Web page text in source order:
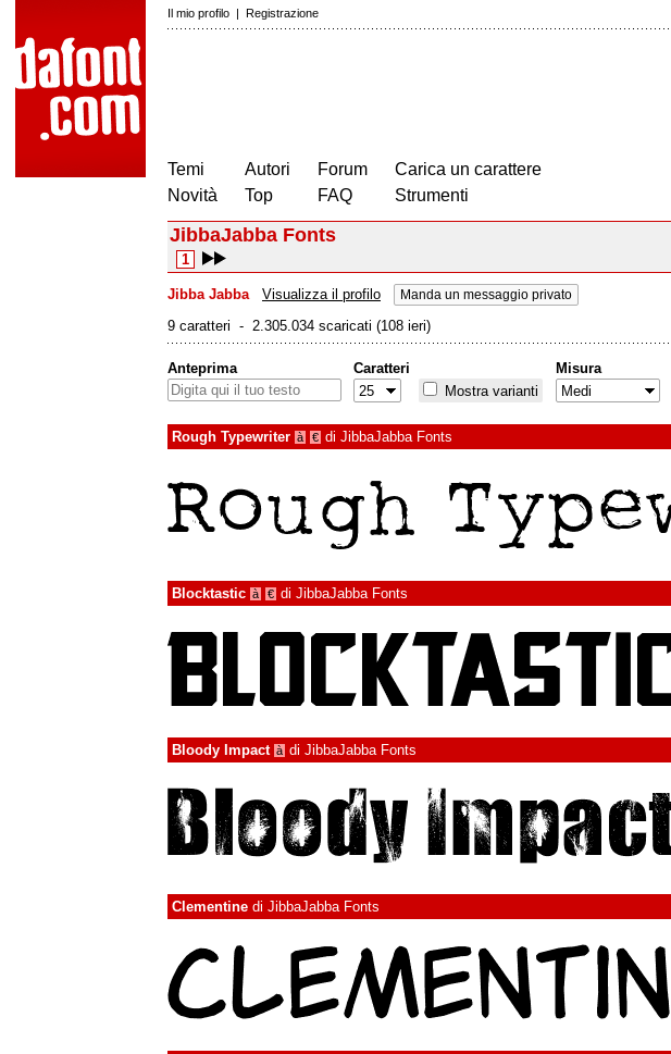
Il mio profilo | Registrazione
Temi
Novità
Autori
Top
Forum
FAQ
Carica un carattere
Strumenti
JibbaJabba Fonts
1
Jibba Jabba Visualizza il profilo Manda un messaggio privato
9 caratteri - 2.305.034 scaricati (108 ieri)
Anteprima
Caratteri
Mostra varianti
Misura
Rough Typewriter à € di JibbaJabba Fonts
Blocktastic à € di JibbaJabba Fonts
Bloody Impact à di JibbaJabba Fonts
Clementine di JibbaJabba Fonts